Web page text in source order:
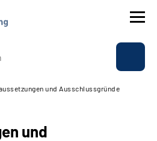
und Ausschlussgründe
und